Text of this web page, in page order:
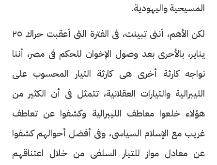
المسيحية واليهودية.
لكن الأهم، أننى تبينت، فى الفترة التى أعقبت حراك ٢٥
يناير، بالأحرى بعد وصول الإخوان للحكم فى مصر، أننا
نواجه كارثة أخرى هى كارثة التيار المحسوب على
الليبرالية والتيارات العقلانية، تتمثل فى أن الكثير من
هؤلاء خلعوا معاطف الليبرالية وكشفوا عن تعاطف
غريب مع الإسلام السياسى، وفى أفضل أحوالهم كشفوا
عن معادل مواز للتيار السلفى من خلال اعتناقهم